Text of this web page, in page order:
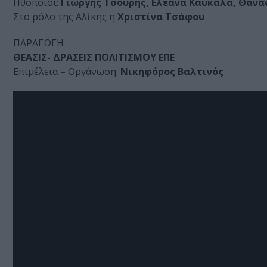
Στο ρόλο της Αλίκης η Χριστίνα Τσάφου
ΠΑΡΑΓΩΓΗ
ΘΕΑΣΙΣ- ΔΡΑΣΕΙΣ ΠΟΛΙΤΙΣΜΟΥ ΕΠΕ
Επιμέλεια – Οργάνωση: Νικηφόρος Βαλτινός